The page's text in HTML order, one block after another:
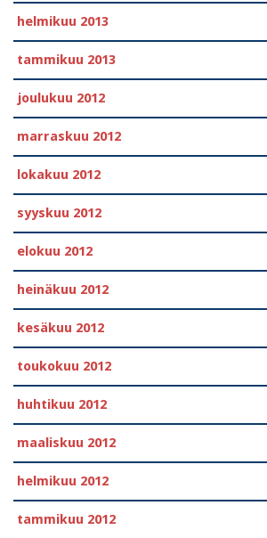
helmikuu 2013
tammikuu 2013
joulukuu 2012
marraskuu 2012
lokakuu 2012
syyskuu 2012
elokuu 2012
heinäkuu 2012
kesäkuu 2012
toukokuu 2012
huhtikuu 2012
maaliskuu 2012
helmikuu 2012
tammikuu 2012